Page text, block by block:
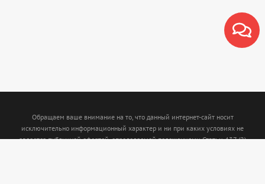
Обращаем ваше внимание на то, что данный интернет-сайт носит
исключительно информационный характер и ни при каких условиях не
является публичной офертой, определяемой положениями Статьи 437 (2)